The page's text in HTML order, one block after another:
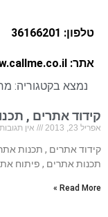
טלפון: 36166201
אתר: http://www.callme.co.il
נמצא בקטגוריה:
קידוד אתרים ,
אפריל 23, 2013 אין תגובות
קידוד אתרים , תכנות
תכנות אתרים , פיתוח
Read More »